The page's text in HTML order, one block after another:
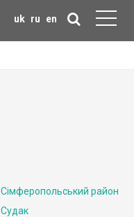
uk ru en
Сімферопольський район
Судак